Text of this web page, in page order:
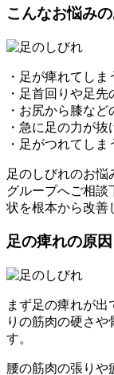
こんなお悩み
・足が痺れてしま
・足首回りや足
・お尻から膝な
・急に足の力が
・足がつれてしま
足のしびれのお悩
グループへご相談
状を根本から改善
足の痺れの原
まず足の痺れが
りの筋肉の硬さや
す。
腰の筋肉の張りや